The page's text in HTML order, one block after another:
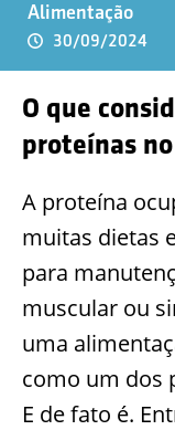
Alimentação
30/09/2024
O que
proteínas
A proteína
muitas dietas
para
muscular ou
uma
como um dos
E de fato é.